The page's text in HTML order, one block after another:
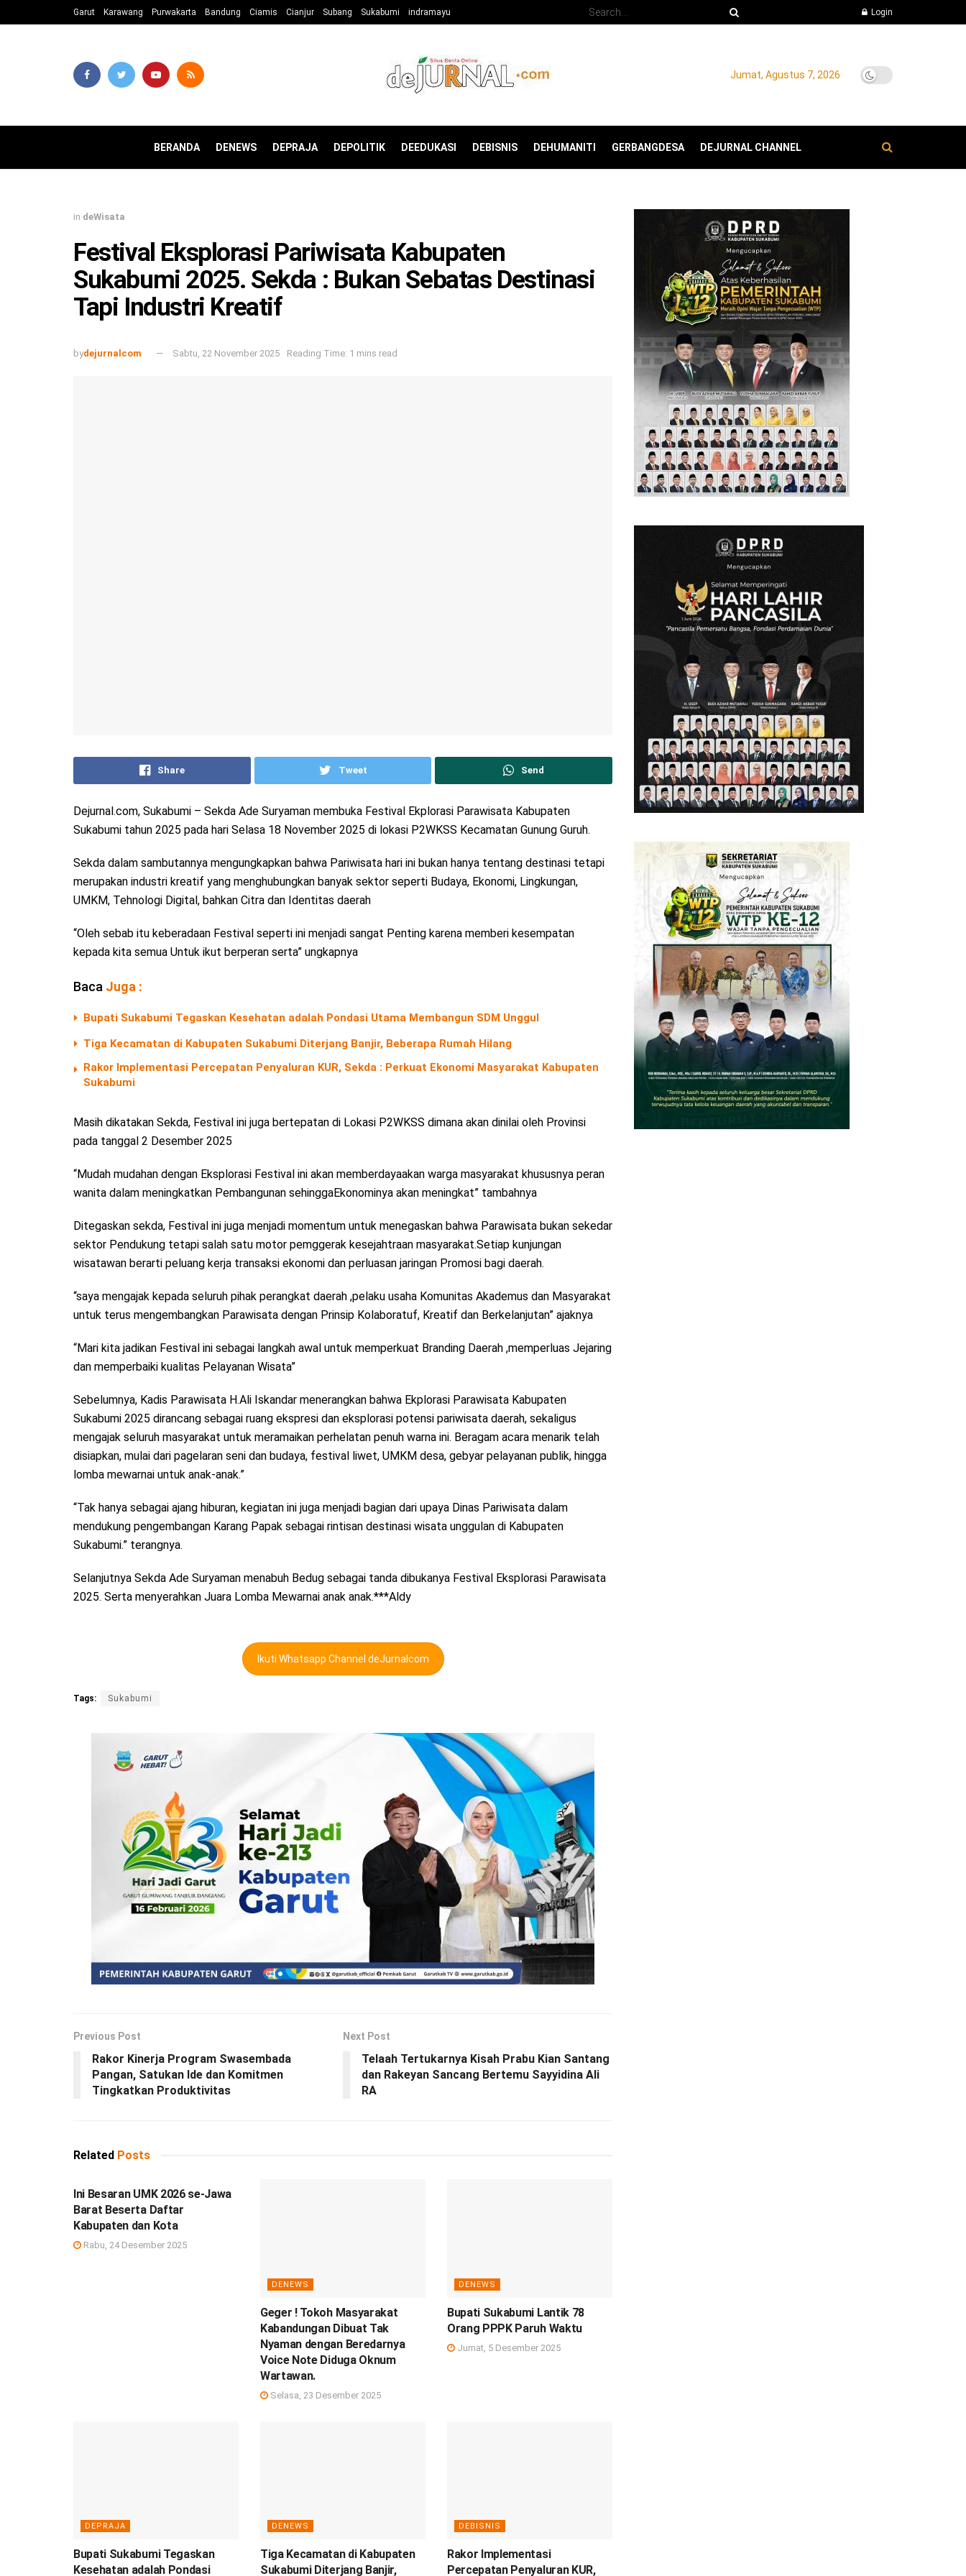
Garut Karawang Purwakarta Bandung Ciamis Cianjur Subang Sukabumi indramayu Login
Jumat, Agustus 7, 2026
BERANDA DENEWS DEPRAJA DEPOLITIK DEEDUKASI DEBISNIS DEHUMANITI GERBANGDESA DEJURNAL CHANNEL
in deWisata
Festival Eksplorasi Pariwisata Kabupaten
Sukabumi 2025. Sekda : Bukan Sebatas Destinasi
Tapi Industri Kreatif
bydejurnalcom Sabtu, 22 November 2025 Reading Time: 1 mins read
Share Tweet Send
Dejurnal.com, Sukabumi – Sekda Ade Suryaman membuka Festival Ekplorasi Parawisata Kabupaten
Sukabumi tahun 2025 pada hari Selasa 18 November 2025 di lokasi P2WKSS Kecamatan Gunung Guruh.
Sekda dalam sambutannya mengungkapkan bahwa Pariwisata hari ini bukan hanya tentang destinasi tetapi
merupakan industri kreatif yang menghubungkan banyak sektor seperti Budaya, Ekonomi, Lingkungan,
UMKM, Tehnologi Digital, bahkan Citra dan Identitas daerah
“Oleh sebab itu keberadaan Festival seperti ini menjadi sangat Penting karena memberi kesempatan
kepada kita semua Untuk ikut berperan serta” ungkapnya
Baca Juga :
Bupati Sukabumi Tegaskan Kesehatan adalah Pondasi Utama Membangun SDM Unggul
Tiga Kecamatan di Kabupaten Sukabumi Diterjang Banjir, Beberapa Rumah Hilang
Rakor Implementasi Percepatan Penyaluran KUR, Sekda : Perkuat Ekonomi Masyarakat Kabupaten
Sukabumi
Masih dikatakan Sekda, Festival ini juga bertepatan di Lokasi P2WKSS dimana akan dinilai oleh Provinsi
pada tanggal 2 Desember 2025
“Mudah mudahan dengan Eksplorasi Festival ini akan memberdayaakan warga masyarakat khususnya peran
wanita dalam meningkatkan Pembangunan sehinggaEkonominya akan meningkat” tambahnya
Ditegaskan sekda, Festival ini juga menjadi momentum untuk menegaskan bahwa Parawisata bukan sekedar
sektor Pendukung tetapi salah satu motor pemggerak kesejahtraan masyarakat.Setiap kunjungan
wisatawan berarti peluang kerja transaksi ekonomi dan perluasan jaringan Promosi bagi daerah.
“saya mengajak kepada seluruh pihak perangkat daerah ,pelaku usaha Komunitas Akademus dan Masyarakat
untuk terus mengembangkan Parawisata dengan Prinsip Kolaboratuf, Kreatif dan Berkelanjutan” ajaknya
“Mari kita jadikan Festival ini sebagai langkah awal untuk memperkuat Branding Daerah ,memperluas Jejaring
dan memperbaiki kualitas Pelayanan Wisata”
Sebelumnya, Kadis Parawisata H.Ali Iskandar menerangkan bahwa Ekplorasi Parawisata Kabupaten
Sukabumi 2025 dirancang sebagai ruang ekspresi dan eksplorasi potensi pariwisata daerah, sekaligus
mengajak seluruh masyarakat untuk meramaikan perhelatan penuh warna ini. Beragam acara menarik telah
disiapkan, mulai dari pagelaran seni dan budaya, festival liwet, UMKM desa, gebyar pelayanan publik, hingga
lomba mewarnai untuk anak-anak.”
“Tak hanya sebagai ajang hiburan, kegiatan ini juga menjadi bagian dari upaya Dinas Pariwisata dalam
mendukung pengembangan Karang Papak sebagai rintisan destinasi wisata unggulan di Kabupaten
Sukabumi.” terangnya.
Selanjutnya Sekda Ade Suryaman menabuh Bedug sebagai tanda dibukanya Festival Eksplorasi Parawisata
2025. Serta menyerahkan Juara Lomba Mewarnai anak anak.***Aldy
Ikuti Whatsapp Channel deJurnalcom
Tags: Sukabumi
Previous Post
Rakor Kinerja Program Swasembada
Pangan, Satukan Ide dan Komitmen
Tingkatkan Produktivitas
Next Post
Telaah Tertukarnya Kisah Prabu Kian Santang
dan Rakeyan Sancang Bertemu Sayyidina Ali
RA
Related Posts
Ini Besaran UMK 2026 se-Jawa
Barat Beserta Daftar
Kabupaten dan Kota
Rabu, 24 Desember 2025
DENEWS
Geger ! Tokoh Masyarakat
Kabandungan Dibuat Tak
Nyaman dengan Beredarnya
Voice Note Diduga Oknum
Wartawan.
Selasa, 23 Desember 2025
DENEWS
Bupati Sukabumi Lantik 78
Orang PPPK Paruh Waktu
Jumat, 5 Desember 2025
DEPRAJA
Bupati Sukabumi Tegaskan
Kesehatan adalah Pondasi
DENEWS
Tiga Kecamatan di Kabupaten
Sukabumi Diterjang Banjir,
DEBISNIS
Rakor Implementasi
Percepatan Penyaluran KUR,